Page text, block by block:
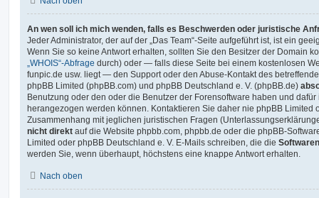
An wen soll ich mich wenden, falls es Beschwerden oder juristische
Jeder Administrator, der auf der „Das Team“-Seite aufgeführt ist, ist ein
Wenn Sie so keine Antwort erhalten, sollten Sie den Besitzer der Domain
„WHOIS“-Abfrage durch) oder — falls diese Seite bei einem kostenlosen
funpic.de usw. liegt — den Support oder den Abuse-Kontakt des
phpBB Limited (phpBB.com) und phpBB Deutschland e. V. (phpBB.de)
Benutzung oder den oder die Benutzer der Forensoftware haben und
herangezogen werden können. Kontaktieren Sie daher nie phpBB Limited
Zusammenhang mit jeglichen juristischen Fragen
nicht direkt auf die Website phpbb.com, phpbb.de oder die phpBB-
Limited oder phpBB Deutschland e. V. E-Mails schreiben, die die
werden Sie, wenn überhaupt, höchstens eine knappe Antwort erhalten.
Nach oben